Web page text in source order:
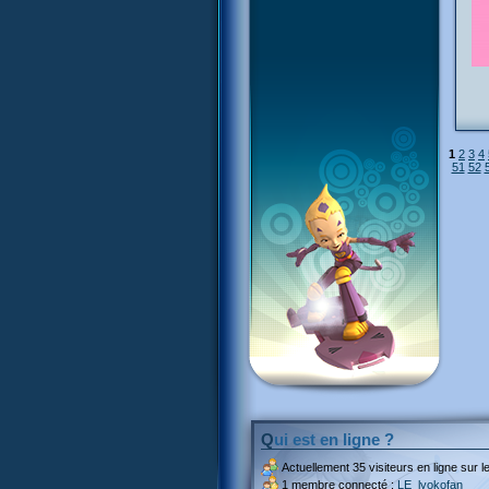
1 2 3 4
51 52
Qui est en ligne ?
Actuellement 35 visiteurs en ligne sur
1 membre connecté : LE_lyokofan